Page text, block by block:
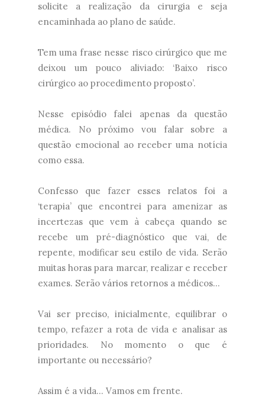
solicite a realização da cirurgia e seja
encaminhada ao plano de saúde.
Tem uma frase nesse risco cirúrgico que me
deixou um pouco aliviado: ‘Baixo risco
cirúrgico ao procedimento proposto’.
Nesse episódio falei apenas da questão
médica. No próximo vou falar sobre a
questão emocional ao receber uma notícia
como essa.
Confesso que fazer esses relatos foi a
‘terapia’ que encontrei para amenizar as
incertezas que vem à cabeça quando se
recebe um pré-diagnóstico que vai, de
repente, modificar seu estilo de vida. Serão
muitas horas para marcar, realizar e receber
exames. Serão vários retornos a médicos...
Vai ser preciso, inicialmente, equilibrar o
tempo, refazer a rota de vida e analisar as
prioridades. No momento o que é
importante ou necessário?
Assim é a vida... Vamos em frente.